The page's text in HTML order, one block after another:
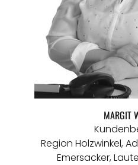
MARGIT
Region Holzwinkel,
Emersacker,